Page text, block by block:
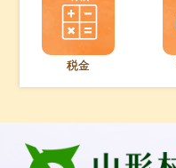
税金